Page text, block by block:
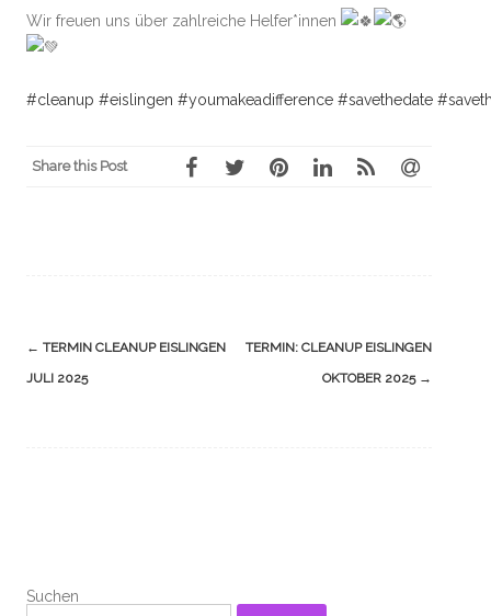
Wir freuen uns über zahlreiche Helfer*innen
#cleanup #eislingen #youmakeadifference #savethedate
Share this Post
Navigation
(Beiträge)
← TERMIN CLEANUP EISLINGEN
JULI 2025
TERMIN: CLEANUP EISLINGEN
OKTOBER 2025 →
Suchen